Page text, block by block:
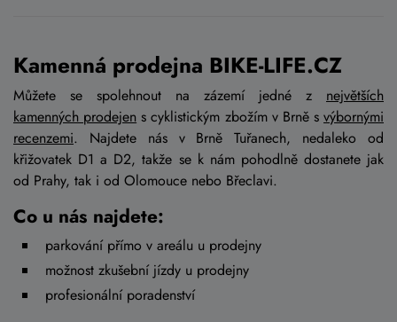
Kamenná prodejna BIKE-LIFE.CZ
Můžete se spolehnout na zázemí jedné z největších
kamenných prodejen s cyklistickým zbožím v Brně s výbornými
recenzemi. Najdete nás v Brně Tuřanech, nedaleko od
křižovatek D1 a D2, takže se k nám pohodlně dostanete jak
od Prahy, tak i od Olomouce nebo Břeclavi.
Co u nás najdete:
parkování přímo v areálu u prodejny
možnost zkušební jízdy u prodejny
profesionální poradenství